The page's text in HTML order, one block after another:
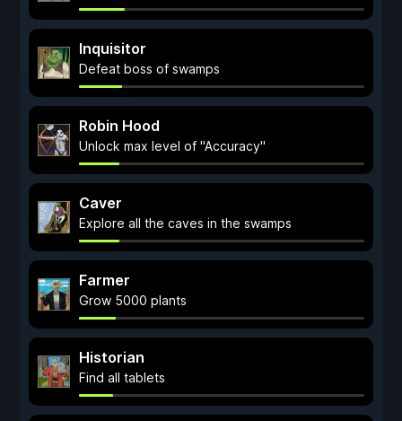
Inquisitor
Defeat boss of swamps
Robin Hood
Unlock max level of "Accuracy"
Caver
Explore all the caves in the swamps
Farmer
Grow 5000 plants
Historian
Find all tablets